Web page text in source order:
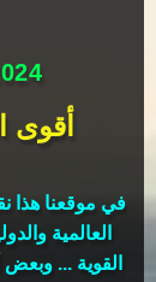
أقوى
في موقعنا هذا
العالمية
القوية ...